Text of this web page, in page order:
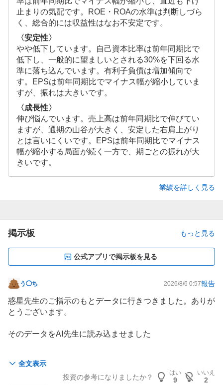
止まりの気配です。ROE・ROAの水準は判断しづら
く、総合的には収益性はなお不安定です。
〈安定性〉
やや低下しています。自己資本比率は前年同期比で
低下し、一般的に望ましいとされる30%を下回る水
準に落ち込んでいます。有利子負債は増加傾向で
す。EPSは前年同期比でマイナス幅が縮小していま
すが、振れは大きいです。
〈成長性〉
伸び悩んでいます。売上高は前年同期比で伸びてい
ますが、通期の山谷が大きく、安定した右肩上がり
とは言いにくいです。EPSは前年同期比でマイナス
幅が縮小する局面が続く一方で、期ごとの振れが大
きいです。
業績を詳しく見る
掲示板 もっと見る
公式アプリで掲示板を見る
掲
示
板
事
う◯ち 2026/8/6 0:57報告
全文表示
惑星先生のご指示のもとデータに行きつきました。ありが
とうございます。
そのデータをAI先生に読み込ませました
→結論として十分に可能性があります。
投資の参考になりましたか？
はい
9
いいえ
2